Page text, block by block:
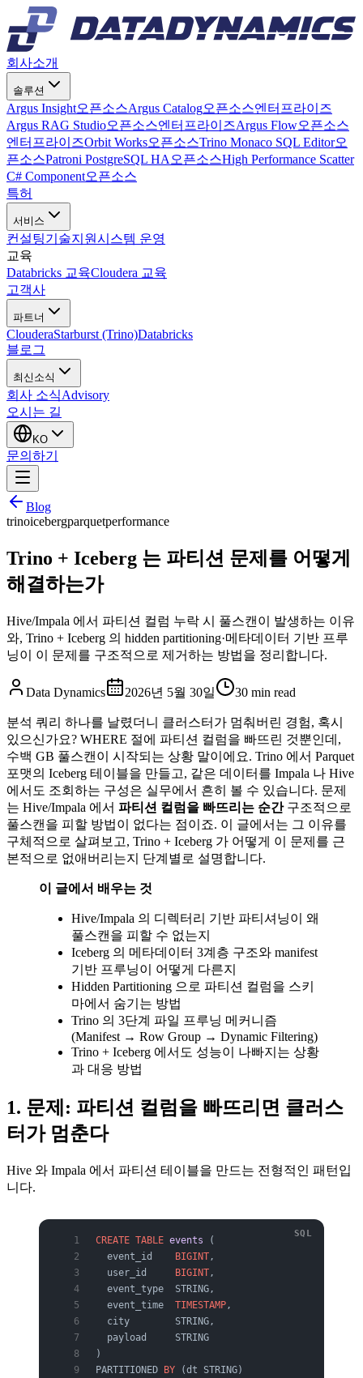
회사소개
솔루션
Argus Insight오픈소스Argus Catalog오픈소스엔터프라이즈
Argus RAG Studio오픈소스엔터프라이즈Argus Flow오픈소스
엔터프라이즈Orbit Works오픈소스Trino Monaco SQL Editor오
픈소스Patroni PostgreSQL HA 오픈소스High Performance Scatter
C# Component오픈소스
특허
서비스
컨설팅기술지원시스템 운영
교육
Databricks 교육Cloudera 교육
고객사
파트너
ClouderaStarburst (Trino)Databricks
블로그
최신소식
회사 소식Advisory
오시는 길
KO
문의하기
Blog
trinoicebergparquetperformance
Trino + Iceberg 는 파티션 문제를 어떻게
해결하는가
Hive/Impala 에서 파티션 컬럼 누락 시 풀스캔이 발생하는 이유
와, Trino + Iceberg 의 hidden partitioning·메타데이터 기반 프루
닝이 이 문제를 구조적으로 제거하는 방법을 정리합니다.
Data Dynamics 2026년 5월 30일 30 min read
분석 쿼리 하나를 날렸더니 클러스터가 멈춰버린 경험, 혹시
있으신가요? WHERE 절에 파티션 컬럼을 빠뜨린 것뿐인데,
수백 GB 풀스캔이 시작되는 상황 말이에요. Trino 에서 Parquet
포맷의 Iceberg 테이블을 만들고, 같은 데이터를 Impala 나 Hive
에서도 조회하는 구성은 실무에서 흔히 볼 수 있습니다. 문제
는 Hive/Impala 에서 파티션 컬럼을 빠뜨리는 순간구조적으로
풀스캔을 피할 방법이 없다는 점이죠. 이 글에서는 그 이유를
구체적으로 살펴보고, Trino + Iceberg 가 어떻게 이 문제를 근
본적으로 없애버리는지 단계별로 설명합니다.
이 글에서 배우는 것
Hive/Impala 의 디렉터리 기반 파티셔닝이 왜
풀스캔을 피할 수 없는지
Iceberg 의 메타데이터 3계층 구조와 manifest
기반 프루닝이 어떻게 다른지
Hidden Partitioning 으로 파티션 컬럼을 스키
마에서 숨기는 방법
Trino 의 3단계 파일 프루닝 메커니즘
(Manifest → Row Group → Dynamic Filtering)
Trino + Iceberg 에서도 성능이 나빠지는 상황
과 대응 방법
1. 문제: 파티션 컬럼을 빠뜨리면 클러스
터가 멈춘다
Hive 와 Impala 에서 파티션 테이블을 만드는 전형적인 패턴입
니다.
CREATE TABLE events (
  event_id
BIGINT ,
  user_id
BIGINT ,
  event_type  STRING,
  event_time
TIMESTAMP ,
  city        STRING,
  payload     STRING
)
PARTITIONED BY (dt STRING)